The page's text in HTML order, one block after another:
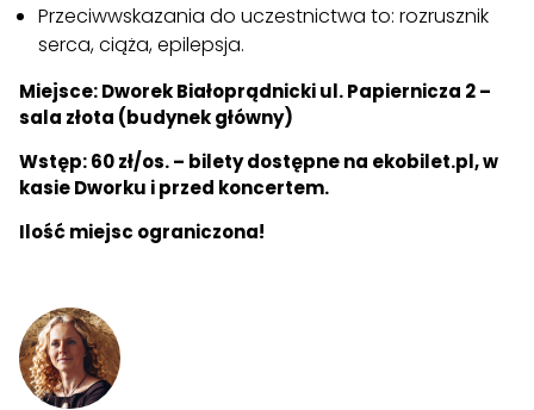
Przeciwwskazania do uczestnictwa to: rozrusznik
serca, ciąża, epilepsja.
Miejsce: Dworek Białoprądnicki ul. Papiernicza 2 –
sala złota (budynek główny)
Wstęp: 60 zł/os. – bilety dostępne na ekobilet.pl, w
kasie Dworku i przed koncertem.
Ilość miejsc ograniczona!